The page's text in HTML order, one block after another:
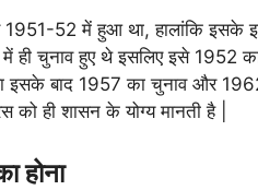
52 में हुआ था, हालांकि इसके
चुनाव हुए थे इसलिए इसे 1952
इसके बाद 1957 का चुनाव और
को ही शासन के योग्य मानती है |
होना